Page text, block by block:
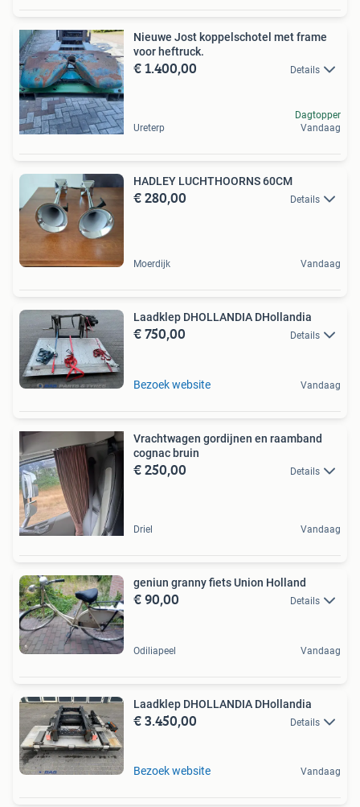
Nieuwe Jost koppelschotel met frame
voor heftruck.
€ 1.400,00 Details
Ureterp
Dagtopper
Vandaag
HADLEY LUCHTHOORNS 60CM
€ 280,00 Details
Moerdijk Vandaag
Laadklep DHOLLANDIA DHollandia
€ 750,00 Details
Bezoek website Vandaag
Vrachtwagen gordijnen en raamband
cognac bruin
€ 250,00 Details
Driel Vandaag
geniun granny fiets Union Holland
€ 90,00 Details
Odiliapeel Vandaag
Laadklep DHOLLANDIA DHollandia
€ 3.450,00 Details
Bezoek website Vandaag